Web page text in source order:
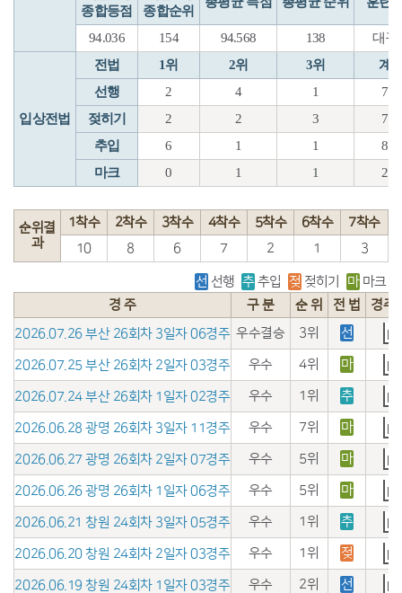
종합등점
종합순위
94.036 154 94.568 138 대구
입상전법
전법 1위 2위 3위
계
선행
2 4 1
7
젖히기
2 2 3
7
추입
6 1 1
8
마크
0 1 1 2
순위결
과
1착수 2착수 3착수 4착수 5착수 6착수
7착수
10
8 6 7 2 1 3
선 선행 추 추입 젖 젖히기 마 마크
경 주
구 분 순 위 전 법
경주
2026.07.26 부산 26회차 3일자 06경주 우수결승 3위 선
2026.07.25 부산 26회차 2일자 03경주 우수 4위 마
2026.07.24 부산 26회차 1일자 02경주 우수 1위 추
2026.06.28 광명 26회차 3일자 11경주 우수 7위 마
2026.06.27 광명 26회차 2일자 07경주 우수 5위 마
2026.06.26 광명 26회차 1일자 06경주 우수 5위 마
2026.06.21 창원 24회차 3일자 05경주 우수 1위 추
2026.06.20 창원 24회차 2일자 03경주 우수 1위 젖
2026.06.19 창원 24회차 1일자 03경주 우수 2위 선